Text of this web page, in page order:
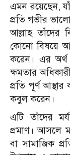
এমন রয়েছেন,
প্রতি গভীর
আল্লাহ তাঁদের
কোনো বিষয়ে
করেন। এর অর্থ
ক্ষমতার
প্রতি পূর্ণ
কবুল করেন।
এটি তাঁদের
প্রমাণ। আসলে
বা সামাজিক